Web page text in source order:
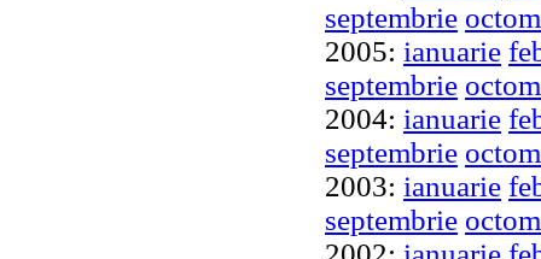
septembrie
2005: ianuarie
septembrie
2004: ianuarie
septembrie
2003: ianuarie
septembrie